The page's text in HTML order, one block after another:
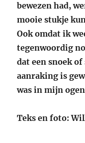
bewezen had,
mooie stukje
Ook omdat ik
tegenwoordig
dat een snoek
aanraking is
was in mijn
Teks en foto: